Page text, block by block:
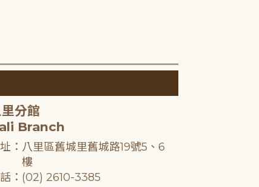
分館
Branch
：八里區舊城里舊城路19號5、6
樓
：(02) 2610-3385